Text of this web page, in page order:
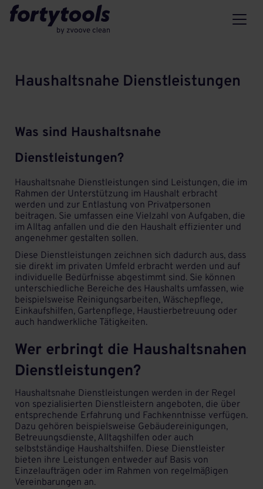
Haushaltsnahe Dienstleistungen
Was sind Haushaltsnahe
Dienstleistungen?
Haushaltsnahe Dienstleistungen sind Leistungen, die im
Rahmen der Unterstützung im Haushalt erbracht
werden und zur Entlastung von Privatpersonen
beitragen. Sie umfassen eine Vielzahl von Aufgaben, die
im Alltag anfallen und die den Haushalt effizienter und
angenehmer gestalten sollen.
Diese Dienstleistungen zeichnen sich dadurch aus, dass
sie direkt im privaten Umfeld erbracht werden und auf
individuelle Bedürfnisse abgestimmt sind. Sie können
unterschiedliche Bereiche des Haushalts umfassen, wie
beispielsweise Reinigungsarbeiten, Wäschepflege,
Einkaufshilfen, Gartenpflege, Haustierbetreuung oder
auch handwerkliche Tätigkeiten.
Wer erbringt die Haushaltsnahen
Dienstleistungen?
Haushaltsnahe Dienstleistungen werden in der Regel
von spezialisierten Dienstleistern angeboten, die über
entsprechende Erfahrung und Fachkenntnisse verfügen.
Dazu gehören beispielsweise Gebäudereinigungen,
Betreuungsdienste, Alltagshilfen oder auch
selbstständige Haushaltshilfen. Diese Dienstleister
bieten ihre Leistungen entweder auf Basis von
Einzelaufträgen oder im Rahmen von regelmäßigen
Vereinbarungen an.